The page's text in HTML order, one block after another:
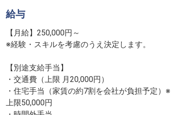
給与
【月給】250,000円～
※経験・スキルを考慮のうえ決定します。
【別途支給手当】
・交通費（上限 月20,000円）
・住宅手当（家賃の約7割を会社が負担予定）※
上限50,000円